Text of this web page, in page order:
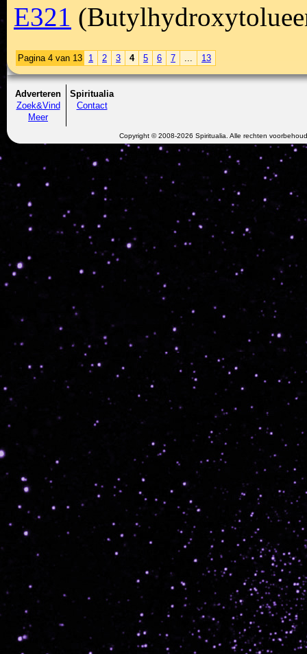
E321
Pagina 4 van 13 1 2 3 4 5 6 7 13
Adverteren
Zoek&Vind
Meer
Spiritualia
Contact
Copyright © 2008-2026 Spiritualia. Alle rechten